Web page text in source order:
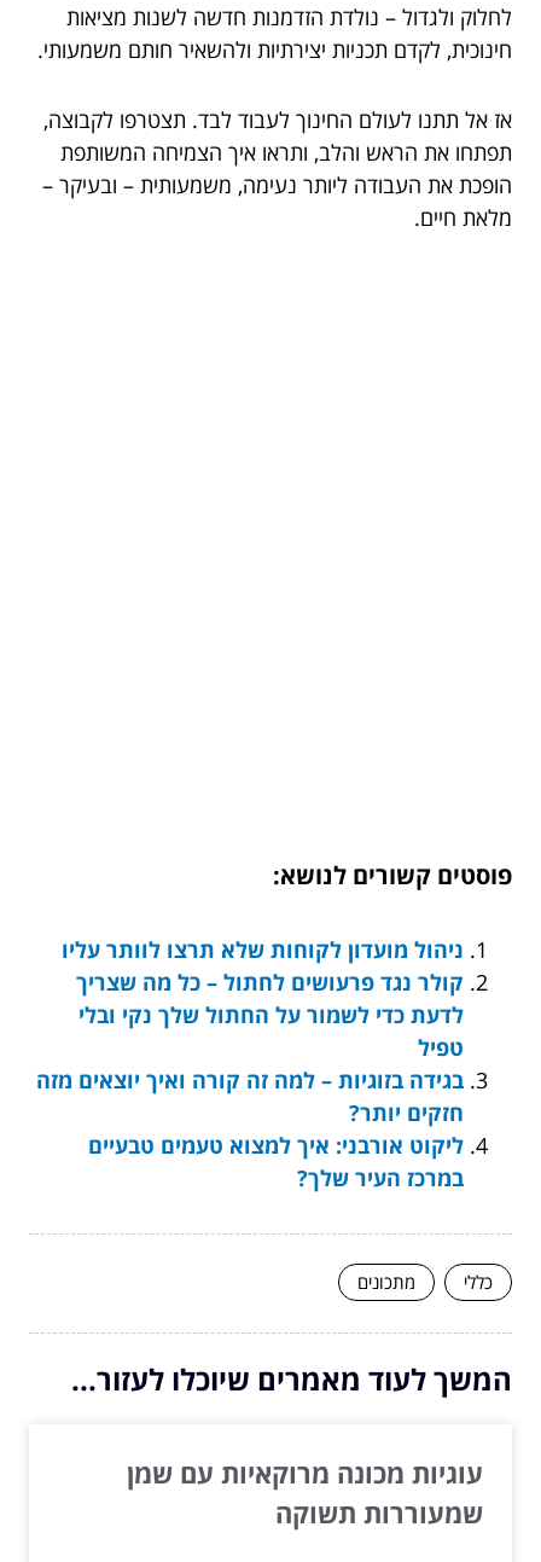
לחלוק ולגדול – נולדת הזדמנות חדשה לשנות מציאות
חינוכית, לקדם תכניות יצירתיות ולהשאיר חותם משמעותי.
אז אל תתנו לעולם החינוך לעבוד לבד. תצטרפו לקבוצה,
תפתחו את הראש והלב, ותראו איך הצמיחה המשותפת
הופכת את העבודה ליותר נעימה, משמעותית – ובעיקר –
מלאת חיים.
פוסטים קשורים לנושא:
ניהול מועדון לקוחות שלא תרצו לוותר עליו
קולר נגד פרעושים לחתול – כל מה שצריך
לדעת כדי לשמור על החתול שלך נקי ובלי
טפיל
בגידה בזוגיות – למה זה קורה ואיך יוצאים מזה
חזקים יותר?
ליקוט אורבני: איך למצוא טעמים טבעיים
במרכז העיר שלך?
כללי מתכונים
המשך לעוד מאמרים שיוכלו לעזור...
עוגיות מכונה מרוקאיות עם שמן
שמעוררות תשוקה